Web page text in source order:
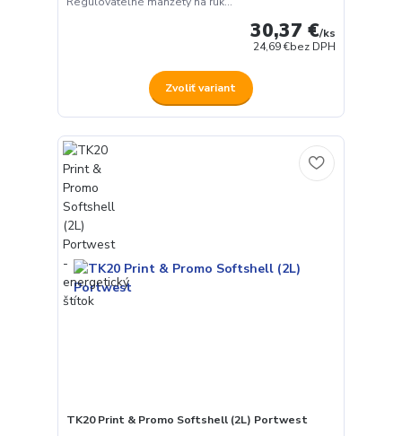
30,37 €/ks
24,69 €bez DPH
Zvoliť variant
TK20 Print & Promo Softshell (2L) Portwest